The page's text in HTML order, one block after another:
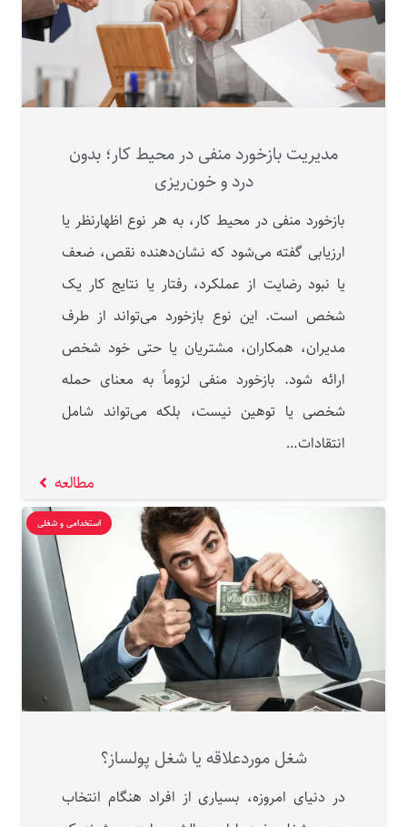
مدیریت بازخورد منفی در محیط کار؛ بدون
درد و خون‌ریزی
بازخورد منفی در محیط کار، به هر نوع اظهارنظر یا
ارزیابی گفته می‌شود که نشان‌دهنده نقص، ضعف
یا نبود رضایت از عملکرد، رفتار یا نتایج کار یک
شخص است. این نوع بازخورد می‌تواند از طرف
مدیران، همکاران، مشتریان یا حتی خود شخص
ارائه شود. بازخورد منفی لزوماً به معنای حمله
شخصی یا توهین نیست، بلکه می‌تواند شامل
انتقادات…
مطالعه
استخدامی و شغلی
شغل موردعلاقه یا شغل پولساز؟
در دنیای امروزه، بسیاری از افراد هنگام انتخاب